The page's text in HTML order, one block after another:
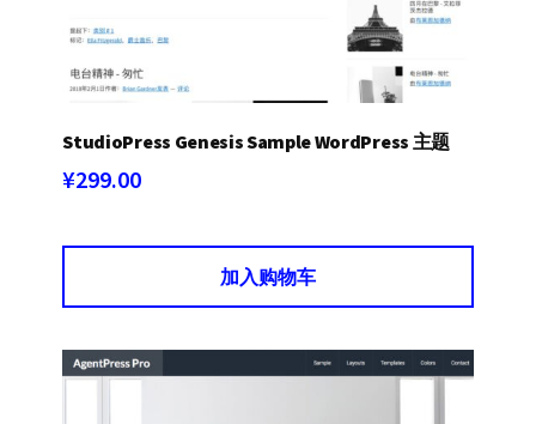
StudioPress Genesis Sample WordPress 主题
¥299.00
加入购物车